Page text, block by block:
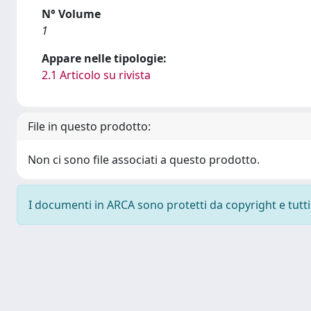
N° Volume
1
Appare nelle tipologie:
2.1 Articolo su rivista
File in questo prodotto:
Non ci sono file associati a questo prodotto.
I documenti in ARCA sono protetti da copyright e